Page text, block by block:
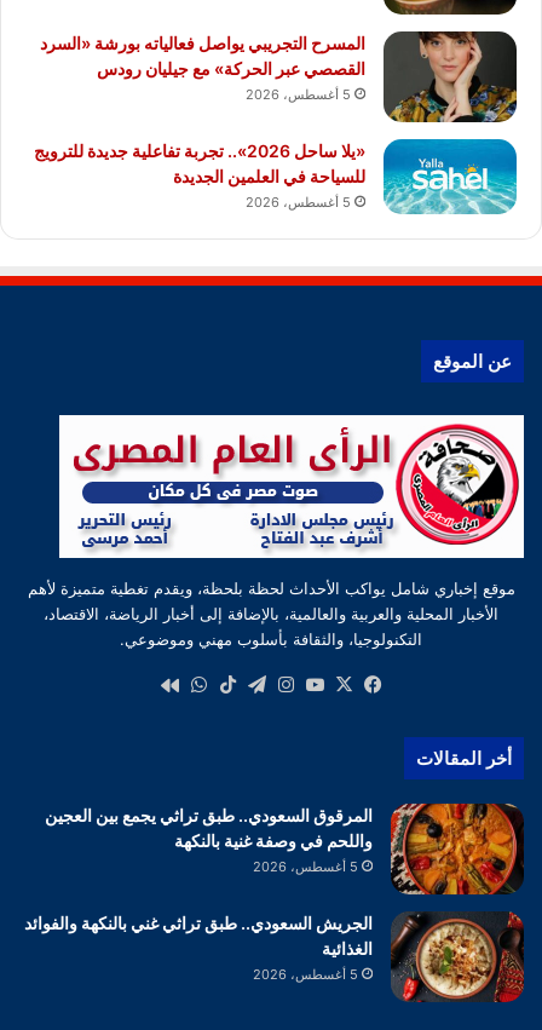
المسرح التجريبي يواصل فعالياته بورشة «السرد
القصصي عبر الحركة» مع جيليان رودس
5 أغسطس، 2026
«يلا ساحل 2026».. تجربة تفاعلية جديدة للترويج
للسياحة في العلمين الجديدة
5 أغسطس، 2026
عن الموقع
موقع إخباري شامل يواكب الأحداث لحظة بلحظة، ويقدم تغطية متميزة لأهم
الأخبار المحلية والعربية والعالمية، بالإضافة إلى أخبار الرياضة، الاقتصاد،
التكنولوجيا، والثقافة بأسلوب مهني وموضوعي.
فيسبوك
‫X
‫YouTube
انستقرام
تيلقرام‫TikTokواتساب
أخر المقالات
المرقوق السعودي.. طبق تراثي يجمع بين العجين
واللحم في وصفة غنية بالنكهة
5 أغسطس، 2026
الجريش السعودي.. طبق تراثي غني بالنكهة والفوائد
الغذائية
5 أغسطس، 2026